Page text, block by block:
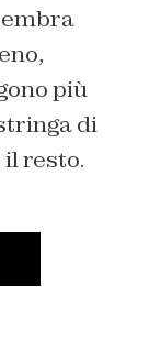
più
di
resto.